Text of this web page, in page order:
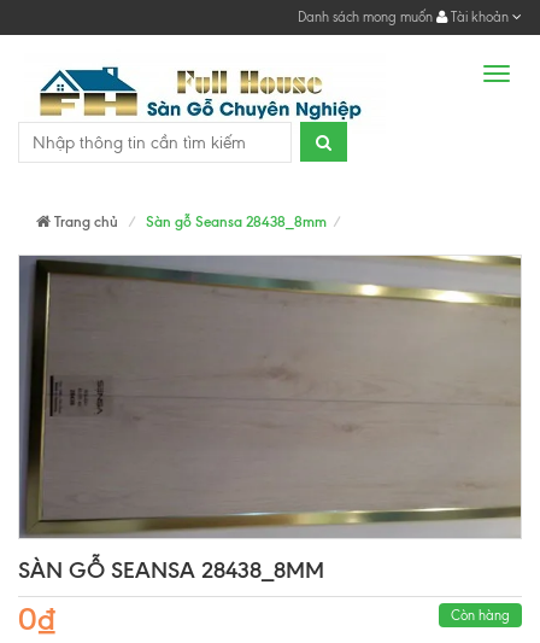
Danh sách mong muốn Tài khoản
Trang chủ Sàn gỗ Seansa 28438_8mm
SÀN GỖ SEANSA 28438_8MM
0₫ Còn hàng